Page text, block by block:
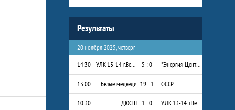
Результаты
20 ноября 2025, четверг
14:30
УЛК 13-14 г.Вельск 5 : 0 "Энергия-Центр" 2013-2014 г.р.
13:00 Белые медведи 19 : 1 СССР
10:30 ДЮСШ 1 : 0 УЛК 13-14 г.Вельск